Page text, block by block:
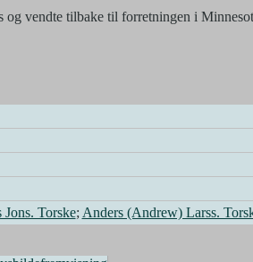
vendte tilbake til forretningen i
Jons. Torske; Anders (Andrew) Larss.